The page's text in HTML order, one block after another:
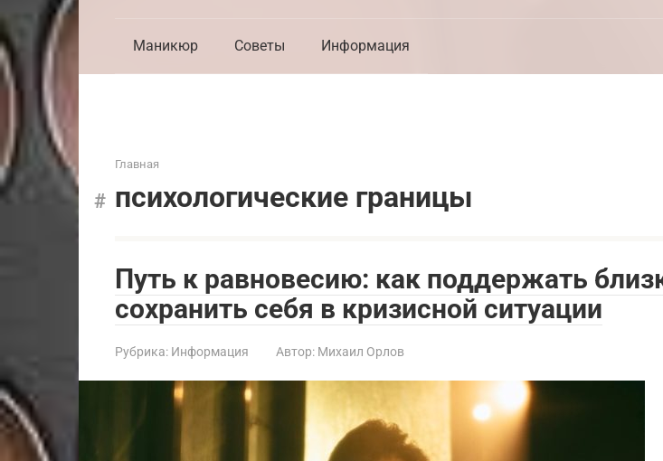
Маникюр Советы Информация
Главная
психологические границы
Путь к равновесию: как поддержать
сохранить себя в кризисной ситуации
Рубрика: Информация Автор: Михаил Орлов